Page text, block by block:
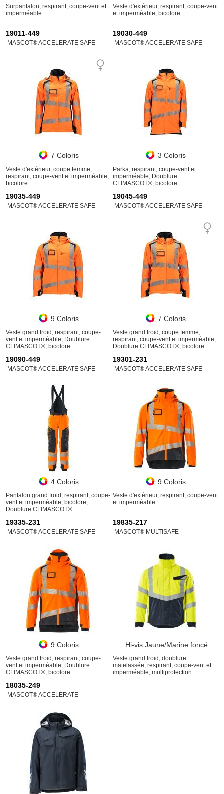
Surpantalon, respirant, coupe-vent et
imperméable
Veste d'extérieur, respirant, coupe-vent
et imperméable, bicolore
19011-449
MASCOT® ACCELERATE SAFE
7 Coloris
Veste d'extérieur, coupe femme,
respirant, coupe-vent et imperméable,
bicolore
19030-449
MASCOT® ACCELERATE SAFE
3 Coloris
Parka, respirant, coupe-vent et
imperméable, Doublure
CLIMASCOT®, bicolore
19035-449
MASCOT® ACCELERATE SAFE
9 Coloris
Veste grand froid, respirant, coupe-
vent et imperméable, Doublure
CLIMASCOT®, bicolore
19045-449
MASCOT® ACCELERATE SAFE
7 Coloris
Veste grand froid, coupe femme,
respirant, coupe-vent et imperméable,
Doublure CLIMASCOT®, bicolore
19090-449
MASCOT® ACCELERATE SAFE
4 Coloris
Pantalon grand froid, respirant, coupe-
vent et imperméable, bicolore,
Doublure CLIMASCOT®
19301-231
MASCOT® ACCELERATE SAFE
9 Coloris
Veste d'extérieur, respirant, coupe-vent
et imperméable
19335-231
MASCOT® ACCELERATE SAFE
9 Coloris
Veste grand froid, respirant, coupe-
vent et imperméable, Doublure
CLIMASCOT®, bicolore
19835-217
MASCOT® MULTISAFE
Hi-vis Jaune/Marine foncé
Veste grand froid, doublure
matelassée, respirant, coupe-vent et
imperméable, multiprotection
18035-249
MASCOT® ACCELERATE